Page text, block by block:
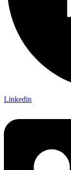
Linkedin